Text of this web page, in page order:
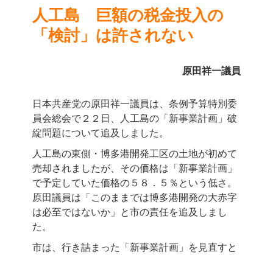
人工島 巨額の税金投入の
「検討」は許されない
原田祥一議員
日本共産党の原田祥一議員は、条例予算特別委
員会総会で２２日、人工島の「新事業計画」破
綻問題について追及しました。
人工島の東側・博多港開発工区の土地が初めて
売却されましたが、その価格は「新事業計画」
で予定していた価格の５８．５％という低さ。
原田議員は「このままでは博多港開発の大赤字
は必至ではないか」と市の責任を追及しまし
た。
市は、行き詰まった「新事業計画」を見直すと